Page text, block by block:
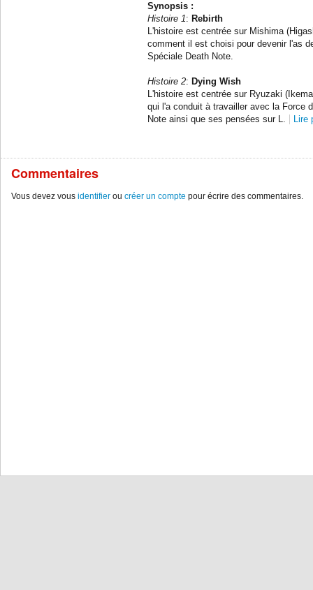
Synopsis :
Histoire 1: Rebirth
L'histoire est centrée sur Mishima
comment il est choisi pour devenir l'as
Spéciale Death Note.
Histoire 2: Dying Wish
L'histoire est centrée sur Ryuzaki
qui l'a conduit à travailler avec la Force
Note ainsi que ses pensées sur L.
Lire
Commentaires
Vous devez vous identifier ou créer un compte pour écrire des commentaires.